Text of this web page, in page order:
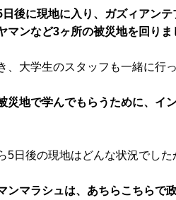
後に現地に入り、ガズィアン
マンなど3ヶ所の被災地を回りま
、大学生のスタッフも一緒に行
災地で学んでもらうために、イ
5日後の現地はどんな状況でした
ンマラシュは、あちらこちらで